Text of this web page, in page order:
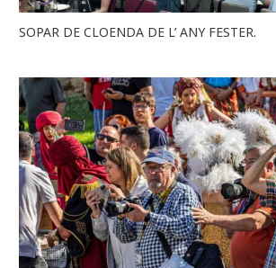
SOPAR DE CLOENDA DE L’ ANY FESTER.